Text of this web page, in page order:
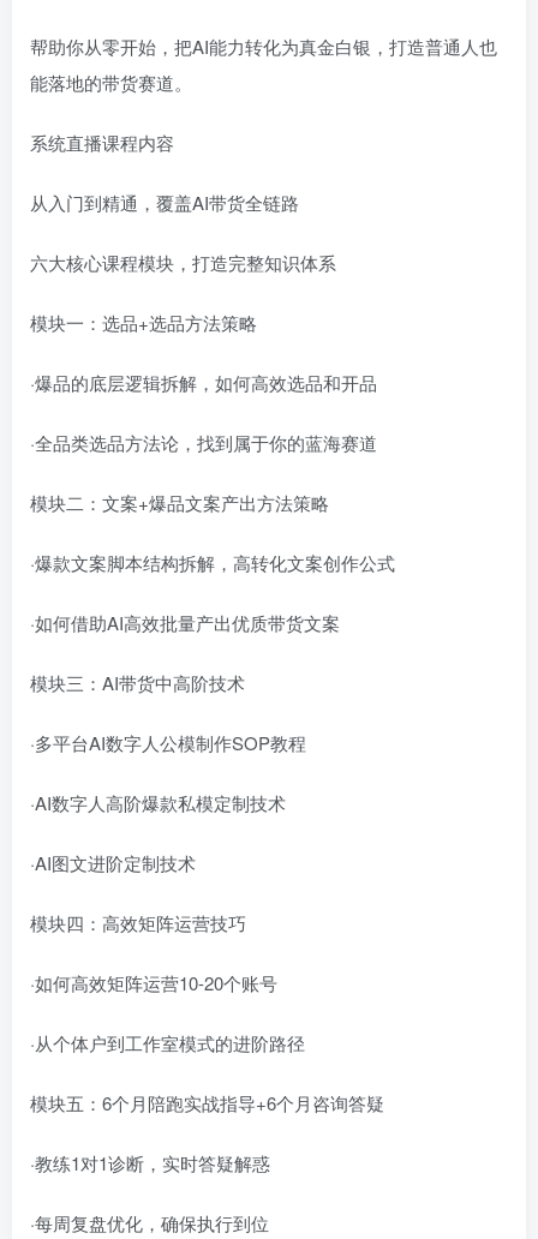
帮助你从零开始，把AI能力转化为真金白银，打造普通人也
能落地的带货赛道。
系统直播课程内容
从入门到精通，覆盖AI带货全链路
六大核心课程模块，打造完整知识体系
模块一：选品+选品方法策略
·爆品的底层逻辑拆解，如何高效选品和开品
·全品类选品方法论，找到属于你的蓝海赛道
模块二：文案+爆品文案产出方法策略
·爆款文案脚本结构拆解，高转化文案创作公式
·如何借助AI高效批量产出优质带货文案
模块三：AI带货中高阶技术
·多平台AI数字人公模制作SOP教程
·AI数字人高阶爆款私模定制技术
·AI图文进阶定制技术
模块四：高效矩阵运营技巧
·如何高效矩阵运营10-20个账号
·从个体户到工作室模式的进阶路径
模块五：6个月陪跑实战指导+6个月咨询答疑
·教练1对1诊断，实时答疑解惑
·每周复盘优化，确保执行到位